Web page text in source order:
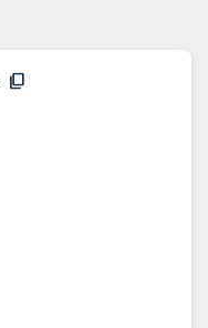
content_copy